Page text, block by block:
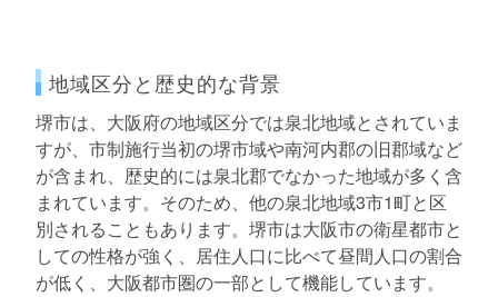
地域区分と歴史的な背景
堺市は、大阪府の地域区分では泉北地域とされていま
すが、市制施行当初の堺市域や南河内郡の旧郡域など
が含まれ、歴史的には泉北郡でなかった地域が多く含
まれています。そのため、他の泉北地域3市1町と区
別されることもあります。堺市は大阪市の衛星都市と
しての性格が強く、居住人口に比べて昼間人口の割合
が低く、大阪都市圏の一部として機能しています。